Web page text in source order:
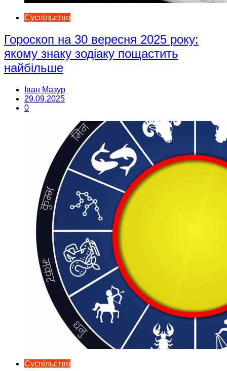
Суспільство
Гороскоп на 30 вересня 2025 року:
якому знаку зодіаку пощастить
найбільше
Іван Мазур
29.09.2025
0
Суспільство